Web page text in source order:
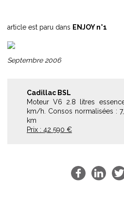
article est paru dans ENJOY n°1
Septembre 2006
Cadillac BSL
Moteur V6 2.8 litres
km/h. Consos normalisées :
km
Prix : 42 590 €